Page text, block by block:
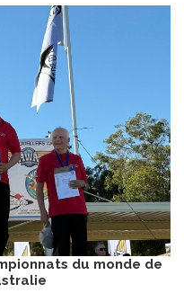
du monde de